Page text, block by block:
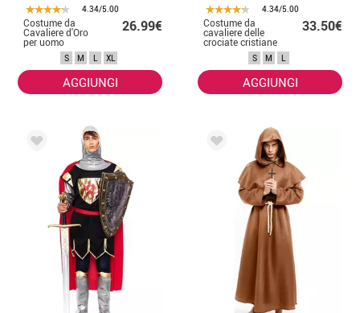
4.34/5.00
Costume da
Cavaliere d'Oro
per uomo
26.99€
S M L XL
AGGIUNGI
4.34/5.00
Costume da
cavaliere delle
crociate cristiane
33.50€
S M L
AGGIUNGI